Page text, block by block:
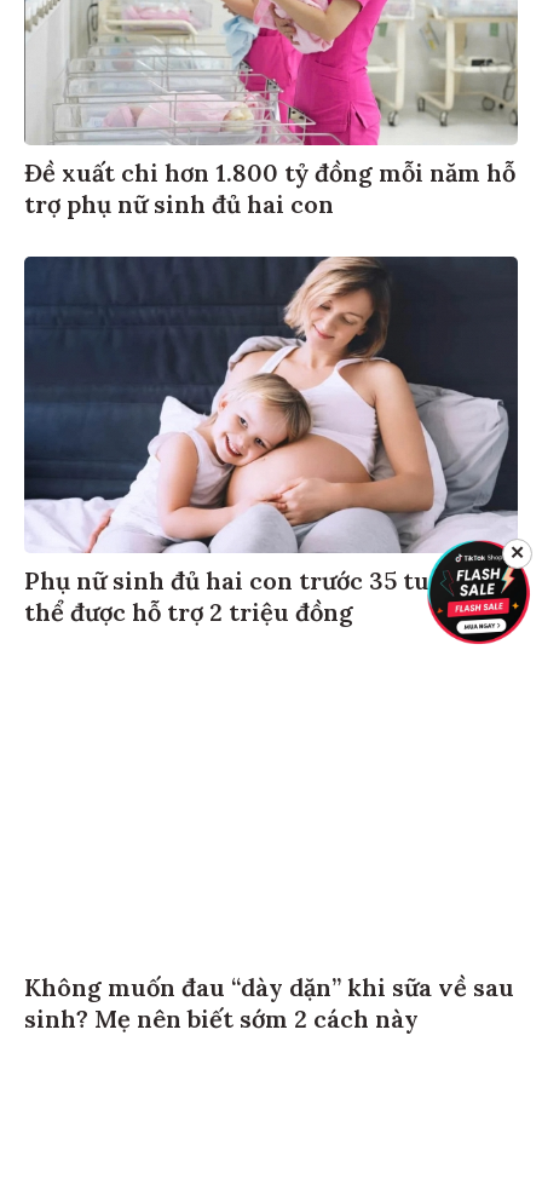
Đề xuất chi hơn 1.800 tỷ đồng mỗi năm hỗ
trợ phụ nữ sinh đủ hai con
Phụ nữ sinh đủ hai con trước 35 tuổi có
thể được hỗ trợ 2 triệu đồng
Không muốn đau “dày dặn” khi sữa về sau
sinh? Mẹ nên biết sớm 2 cách này
✕